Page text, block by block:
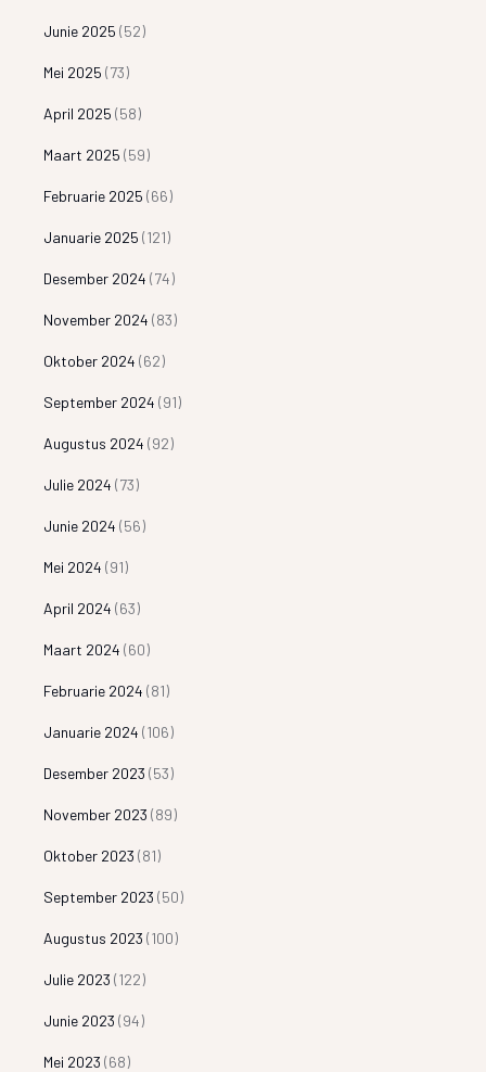
Junie 2025 (52)
Mei 2025 (73)
April 2025 (58)
Maart 2025 (59)
Februarie 2025 (66)
Januarie 2025 (121)
Desember 2024 (74)
November 2024 (83)
Oktober 2024 (62)
September 2024 (91)
Augustus 2024 (92)
Julie 2024 (73)
Junie 2024 (56)
Mei 2024 (91)
April 2024 (63)
Maart 2024 (60)
Februarie 2024 (81)
Januarie 2024 (106)
Desember 2023 (53)
November 2023 (89)
Oktober 2023 (81)
September 2023 (50)
Augustus 2023 (100)
Julie 2023 (122)
Junie 2023 (94)
Mei 2023 (68)